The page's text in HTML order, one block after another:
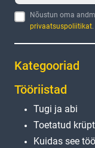
Nõustun oma
privaatsuspoliitikat.
Kategooriad
Tööriistad
Tugi ja abi
Toetatud
Kuidas see